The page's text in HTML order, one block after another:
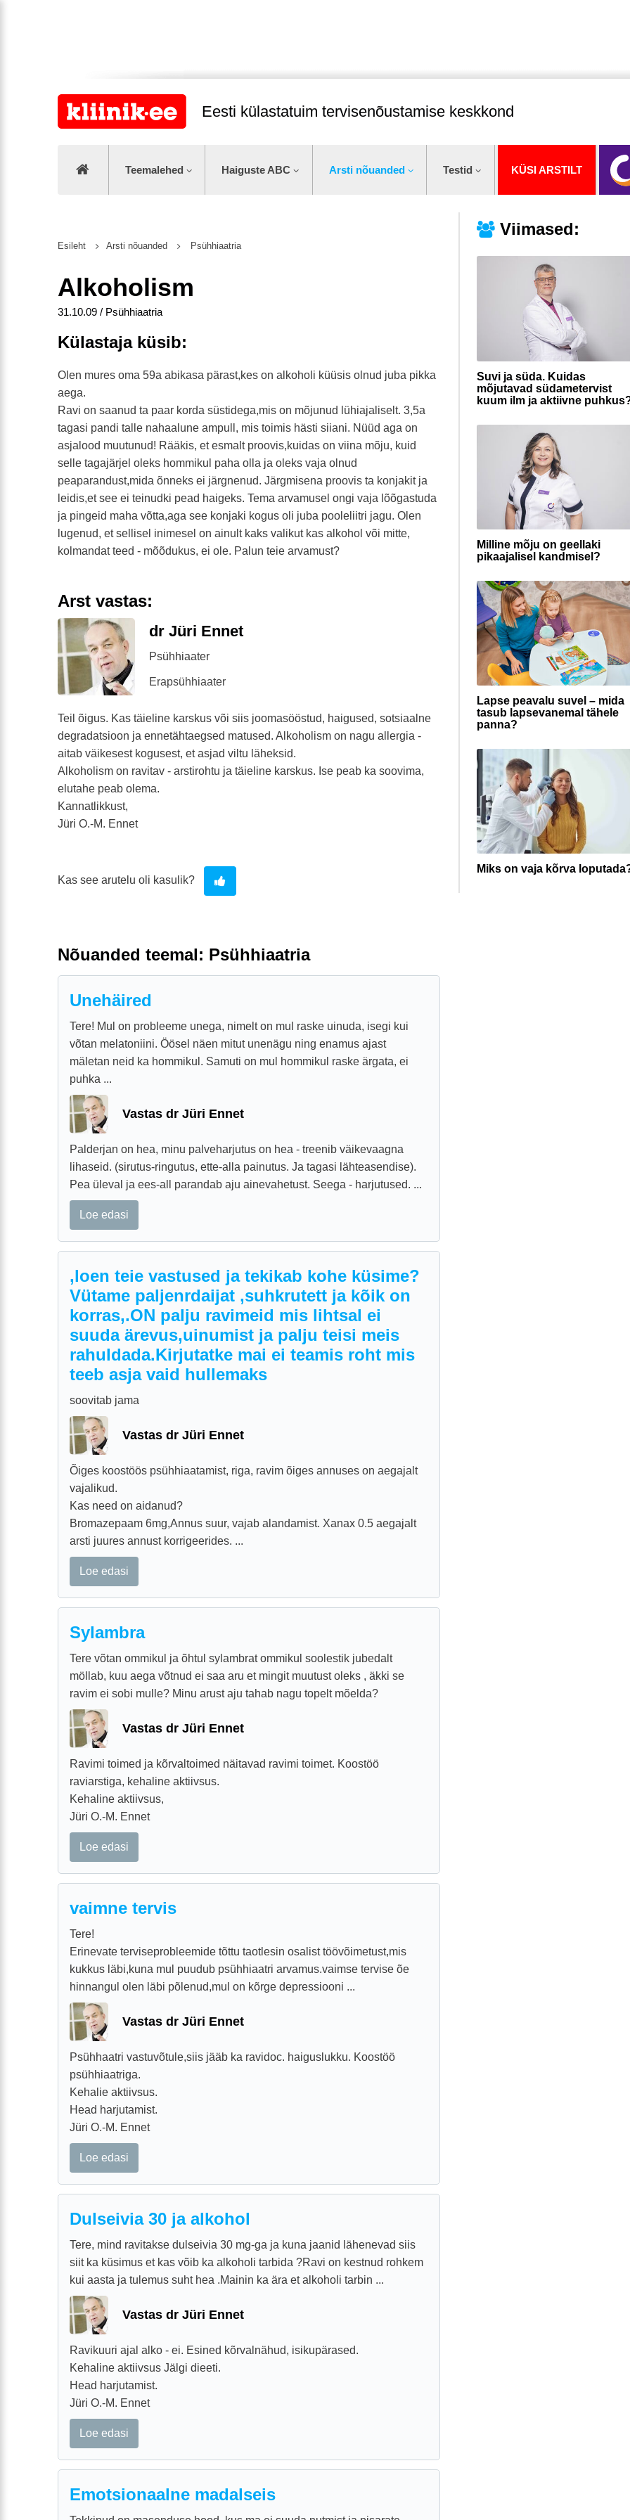
Eesti külastatuim tervisenõustamise keskkond
Teemalehed Haiguste ABC Arsti nõuanded Testid KÜSI ARSTILT
Viimased:
Suvi ja süda. Kuidas
mõjutavad südametervist
kuum ilm ja aktiivne
Milline mõju on geellaki
pikaajalisel kandmisel?
Lapse peavalu suvel – mida
tasub lapsevanemal tähele
panna?
Miks on vaja kõrva
Esileht Arsti nõuanded Psühhiaatria
Alkoholism
31.10.09 / Psühhiaatria
Külastaja küsib:
Olen mures oma 59a abikasa pärast,kes on alkoholi küüsis olnud juba pikka
aega.
Ravi on saanud ta paar korda süstidega,mis on mõjunud lühiajaliselt. 3,5a
tagasi pandi talle nahaalune ampull, mis toimis hästi siiani. Nüüd aga on
asjalood muutunud! Rääkis, et esmalt proovis,kuidas on viina mõju, kuid
selle tagajärjel oleks hommikul paha olla ja oleks vaja olnud
peaparandust,mida õnneks ei järgnenud. Järgmisena proovis ta konjakit ja
leidis,et see ei teinudki pead haigeks. Tema arvamusel ongi vaja lõõgastuda
ja pingeid maha võtta,aga see konjaki kogus oli juba pooleliitri jagu. Olen
lugenud, et sellisel inimesel on ainult kaks valikut kas alkohol või mitte,
kolmandat teed - mõõdukus, ei ole. Palun teie arvamust?
Arst vastas:
dr Jüri Ennet
Psühhiaater
Erapsühhiaater
Teil õigus. Kas täieline karskus või siis joomasööstud, haigused, sotsiaalne
degradatsioon ja ennetähtaegsed matused. Alkoholism on nagu allergia -
aitab väikesest kogusest, et asjad viltu läheksid.
Alkoholism on ravitav - arstirohtu ja täieline karskus. Ise peab ka soovima,
elutahe peab olema.
Kannatlikkust,
Jüri O.-M. Ennet
Kas see arutelu oli kasulik?
Nõuanded teemal: Psühhiaatria
Unehäired
Tere! Mul on probleeme unega, nimelt on mul raske uinuda, isegi kui
võtan melatoniini. Öösel näen mitut unenägu ning enamus ajast
mäletan neid ka hommikul. Samuti on mul hommikul raske ärgata, ei
puhka ...
Vastas dr Jüri Ennet
Palderjan on hea, minu palveharjutus on hea - treenib väikevaagna
lihaseid. (sirutus-ringutus, ette-alla painutus. Ja tagasi lähteasendise).
Pea üleval ja ees-all parandab aju ainevahetust. Seega - harjutused. ...
Loe edasi
,loen teie vastused ja tekikab kohe küsime?
Vütame paljenrdaijat ,suhkrutett ja kõik on
korras,.ON palju ravimeid mis lihtsal ei
suuda ärevus,uinumist ja palju teisi meis
rahuldada.Kirjutatke mai ei teamis roht mis
teeb asja vaid hullemaks
soovitab jama
Vastas dr Jüri Ennet
Õiges koostöös psühhiaatamist, riga, ravim õiges annuses on aegajalt
vajalikud.
Kas need on aidanud?
Bromazepaam 6mg,Annus suur, vajab alandamist. Xanax 0.5 aegajalt
arsti juures annust korrigeerides. ...
Loe edasi
Sylambra
Tere võtan ommikul ja õhtul sylambrat ommikul soolestik jubedalt
möllab, kuu aega võtnud ei saa aru et mingit muutust oleks , äkki se
ravim ei sobi mulle? Minu arust aju tahab nagu topelt mõelda?
Vastas dr Jüri Ennet
Ravimi toimed ja kõrvaltoimed näitavad ravimi toimet. Koostöö
raviarstiga, kehaline aktiivsus.
Kehaline aktiivsus,
Jüri O.-M. Ennet
Loe edasi
vaimne tervis
Tere!
Erinevate terviseprobleemide tõttu taotlesin osalist töövõimetust,mis
kukkus läbi,kuna mul puudub psühhiaatri arvamus.vaimse tervise õe
hinnangul olen läbi põlenud,mul on kõrge depressiooni ...
Vastas dr Jüri Ennet
Psühhaatri vastuvõtule,siis jääb ka ravidoc. haiguslukku. Koostöö
psühhiaatriga.
Kehalie aktiivsus.
Head harjutamist.
Jüri O.-M. Ennet
Loe edasi
Dulseivia 30 ja alkohol
Tere, mind ravitakse dulseivia 30 mg-ga ja kuna jaanid lähenevad siis
siit ka küsimus et kas võib ka alkoholi tarbida ?Ravi on kestnud rohkem
kui aasta ja tulemus suht hea .Mainin ka ära et alkoholi tarbin ...
Vastas dr Jüri Ennet
Ravikuuri ajal alko - ei. Esined kõrvalnähud, isikupärased.
Kehaline aktiivsus Jälgi dieeti.
Head harjutamist.
Jüri O.-M. Ennet
Loe edasi
Emotsionaalne madalseis